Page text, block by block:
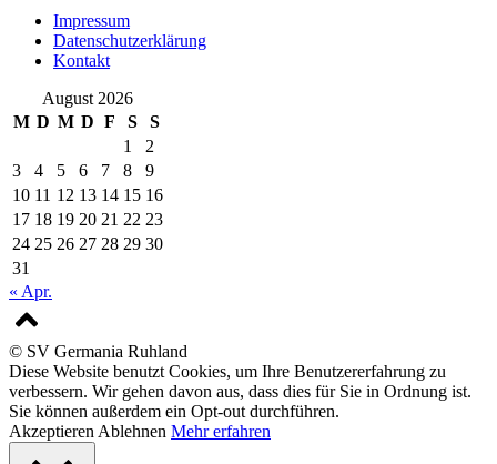
Impressum
Datenschutzerklärung
Kontakt
August 2026
M D M D F S
S
1
2
3
4 5 6 7 8
9
10 11 12 13 14 15 16
17 18 19 20 21 22 23
24 25 26 27 28 29 30
31
« Apr.
© SV Germania Ruhland
Diese Website benutzt Cookies, um Ihre Benutzererfahrung zu
verbessern. Wir gehen davon aus, dass dies für Sie in Ordnung ist.
Sie können außerdem ein Opt-out durchführen.
Akzeptieren Ablehnen Mehr erfahren